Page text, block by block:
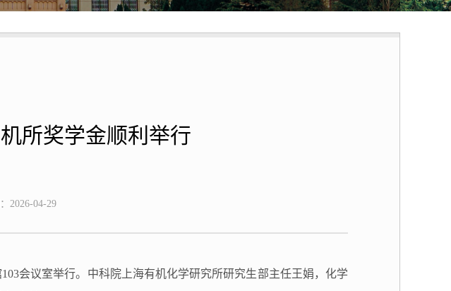
所奖学金顺利举行
2026-04-29
会议室举行。中科院上海有机化学研究所研究生部主任王娟，化学